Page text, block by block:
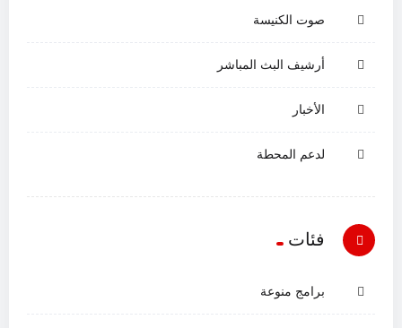
صوت الكنيسة
أرشيف البث المباشر
الأخبار
لدعم المحطة
فئات
برامج منوعة